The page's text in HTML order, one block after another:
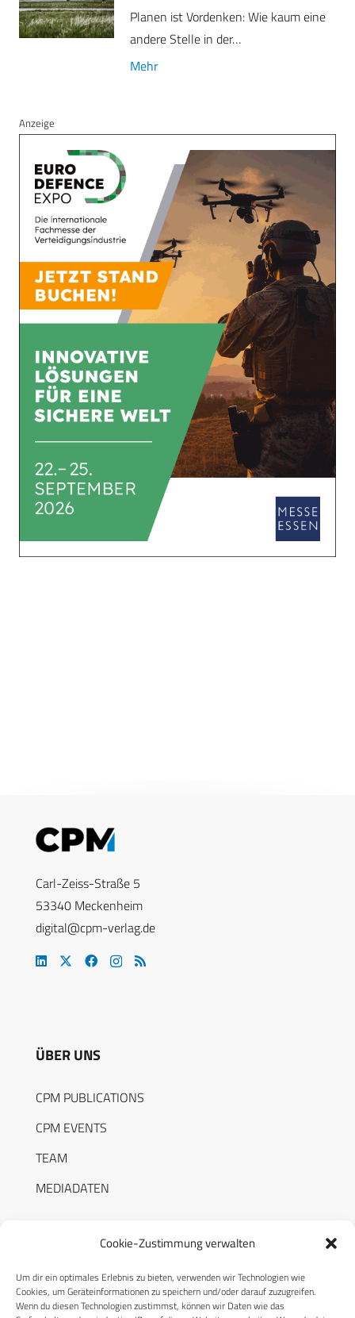
Cookie-Zustimmung verwalten
Um dir ein optimales Erlebnis zu bieten, verwenden wir Technologien wie
Cookies, um Geräteinformationen zu speichern und/oder darauf zuzugreifen.
Wenn du diesen Technologien zustimmst, können wir Daten wie das
Planen ist Vordenken: Wie kaum eine
andere Stelle in der…
Mehr
Anzeige
Carl-Zeiss-Straße 5
53340 Meckenheim
digital@cpm-verlag.de
ÜBER UNS
CPM PUBLICATIONS
CPM EVENTS
TEAM
MEDIADATEN
RECHTLICHES